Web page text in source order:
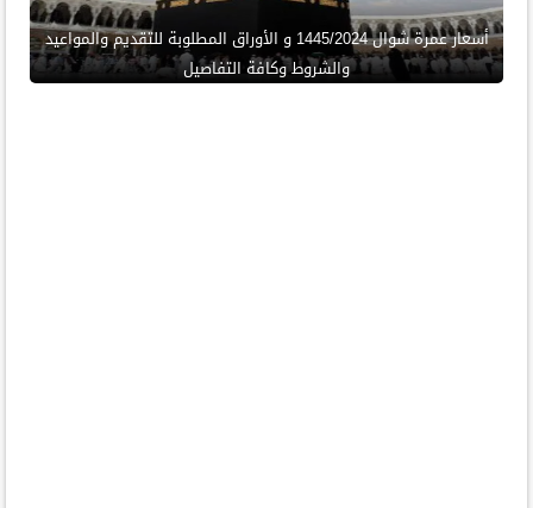
أسعار عمرة شوال 1445/2024 و الأوراق المطلوبة للتقديم والمواعيد
والشروط وكافة التفاصيل